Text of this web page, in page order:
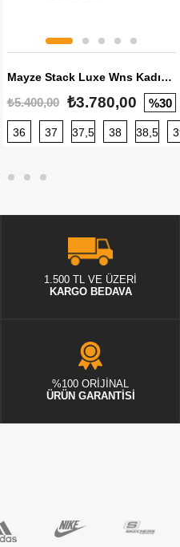
40 40,5 41 42 42,5
Mayze Stack Luxe Wns Kadın Sneaker
₺5.400,00 ₺3.780,00 %30
36 37 37,5 38 38,5
1.500 TL VE ÜZERİ
KARGO BEDAVA
%100 ORİJİNAL
ÜRÜN GARANTİSİ